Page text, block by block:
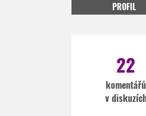
PROFIL
22
komentářů
v